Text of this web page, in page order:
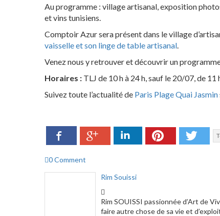
Au programme : village artisanal, exposition
et vins tunisiens.
Comptoir Azur sera présent dans le village
vaisselle et son linge de table artisanal.
Venez nous y retrouver et découvrir un
Horaires : TLJ de 10 h à 24 h, sauf le 20/07, de 11
Suivez toute l’actualité de Paris Plage Quai Jasmin
Facebook Google+ LinkedIn Pinterest
0 Comment
Rim Souissi
Rim SOUISSI passionnée d’Art de
faire autre chose de sa vie et